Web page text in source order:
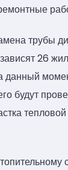
трубы
26
будут